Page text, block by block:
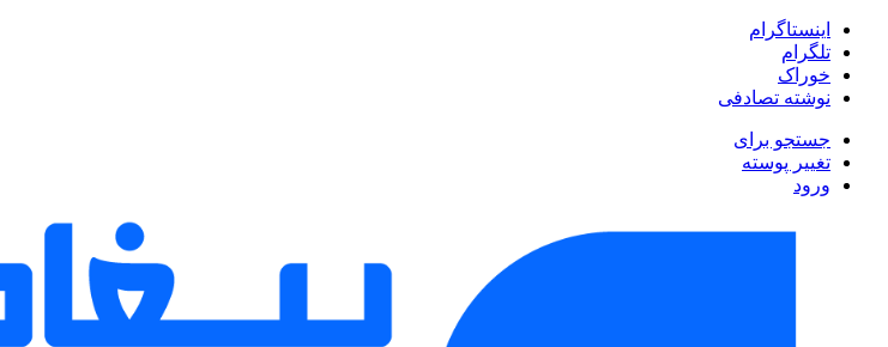
اینستاگرام
تلگرام
خوراک
نوشته تصادفی
جستجو برای
تغییر پوسته
ورود